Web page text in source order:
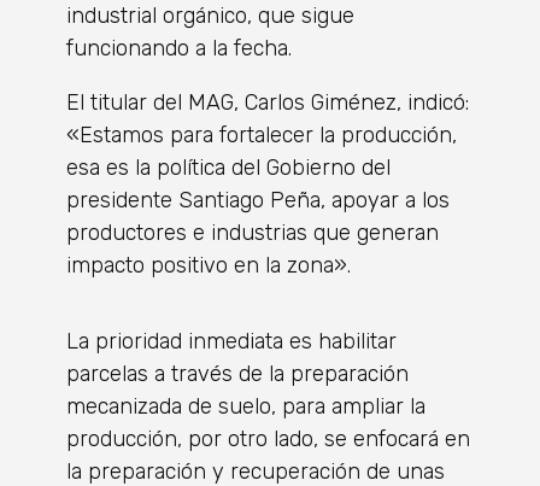
industrial orgánico, que sigue
funcionando a la fecha.
El titular del MAG, Carlos Giménez, indicó:
«Estamos para fortalecer la producción,
esa es la política del Gobierno del
presidente Santiago Peña, apoyar a los
productores e industrias que generan
impacto positivo en la zona».
La prioridad inmediata es habilitar
parcelas a través de la preparación
mecanizada de suelo, para ampliar la
producción, por otro lado, se enfocará en
la preparación y recuperación de unas